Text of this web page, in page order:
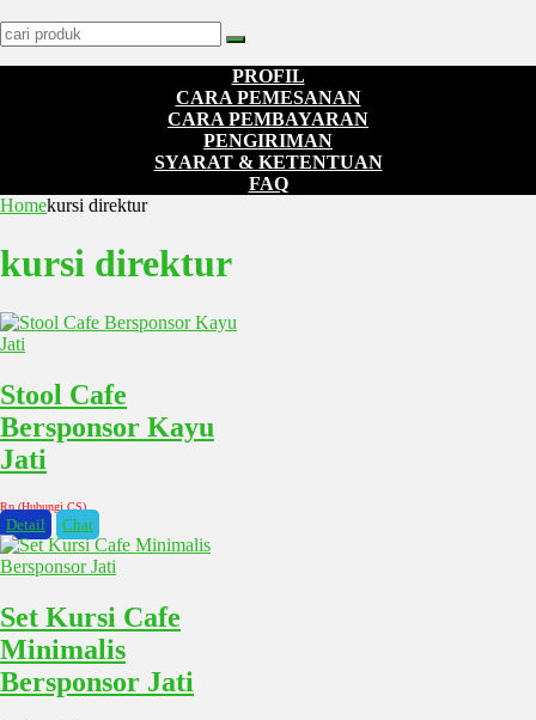
PROFIL
CARA PEMESANAN
CARA PEMBAYARAN
PENGIRIMAN
SYARAT & KETENTUAN
FAQ
Homekursi direktur
kursi direktur
Stool Cafe
Bersponsor Kayu
Jati
Rp (Hubungi CS)
Detail Chat
Set Kursi Cafe
Minimalis
Bersponsor Jati